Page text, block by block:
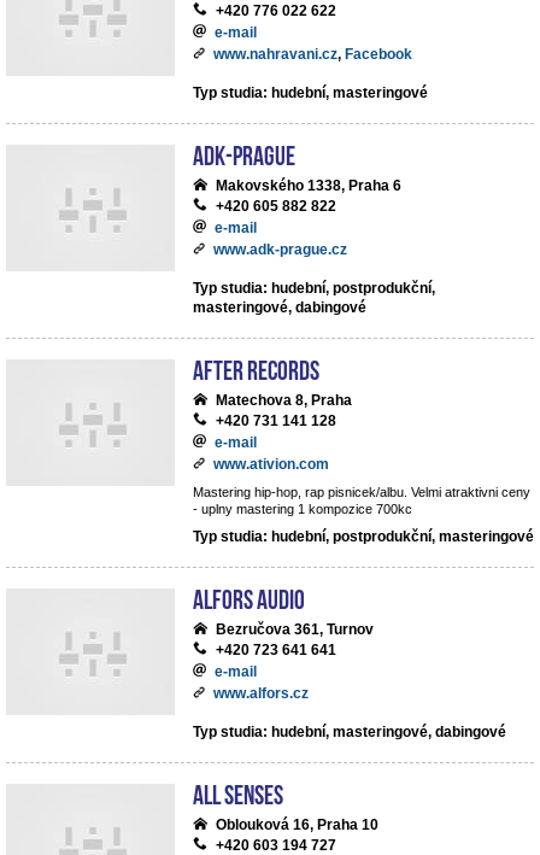
+420 776 022 622
e-mail
www.nahravani.cz, Facebook
Typ studia: hudební, masteringové
ADK-Prague
Makovského 1338, Praha 6
+420 605 882 822
e-mail
www.adk-prague.cz
Typ studia: hudební, postprodukční,
masteringové, dabingové
After records
Matechova 8, Praha
+420 731 141 128
e-mail
www.ativion.com
Mastering hip-hop, rap pisnicek/albu. Velmi atraktivni ceny
- uplny mastering 1 kompozice 700kc
Typ studia: hudební, postprodukční, masteringové
ALFORS audio
Bezručova 361, Turnov
+420 723 641 641
e-mail
www.alfors.cz
Typ studia: hudební, masteringové, dabingové
All Senses
Oblouková 16, Praha 10
+420 603 194 727